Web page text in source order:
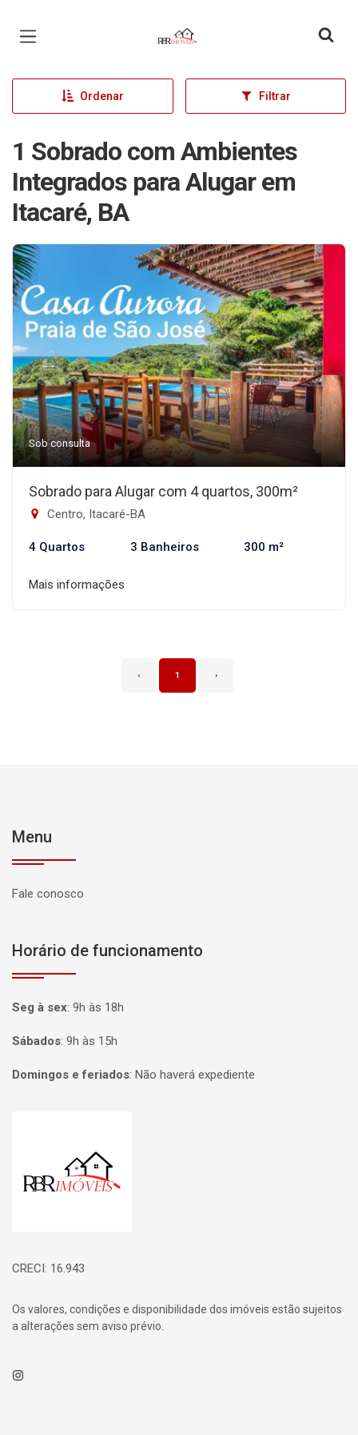
Página inicial
Ordenar Filtrar
1 Sobrado com Ambientes
Integrados para Alugar em
Itacaré, BA
Sob consulta
Sobrado para Alugar com 4 quartos, 300m²
Centro, Itacaré-BA
4 Quartos 3 Banheiros 300 m²
Mais informações
‹ 1 ›
Menu
Fale conosco
Horário de funcionamento
Seg à sex: 9h às 18h
Sábados: 9h às 15h
Domingos e feriados: Não haverá expediente
CRECI: 16.943
Os valores, condições e disponibilidade dos imóveis estão sujeitos
a alterações sem aviso prévio.
Instagram